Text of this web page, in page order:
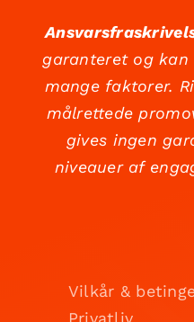
garanteret og
mange faktorer.
målrettede
gives ingen
niveauer af
Vilkår &